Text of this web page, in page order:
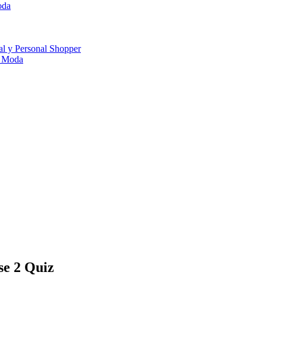
y Personal Shopper
2 Quiz